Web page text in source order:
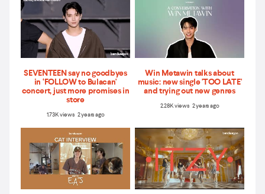
SEVENTEEN say no goodbyes
in ‘FOLLOW to Bulacan'
concert, just more promises in
store
1.73K views 2 years ago
Win Metawin talks about
music: new single 'TOO LATE'
and trying out new genres
2.28K views 2 years ago